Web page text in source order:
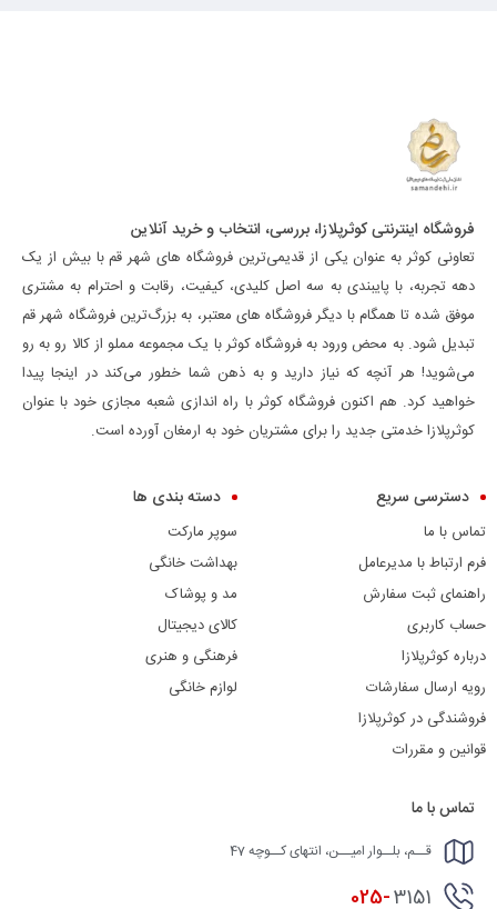
فروشگاه اینترنتی کوثرپلازا، بررسی، انتخاب و خرید آنلاین
تعاونی کوثر به عنوان یکی از قدیمی‌ترین فروشگاه های شهر قم با بیش از یک
دهه تجربه، با پایبندی به سه اصل کلیدی، کیفیت، رقابت و احترام به مشتری
موفق شده تا همگام با دیگر فروشگاه های معتبر، به بزرگ‌ترین فروشگاه شهر قم
تبدیل شود. به محض ورود به فروشگاه کوثر با یک مجموعه مملو از کالا رو به رو
می‌شوید! هر آنچه که نیاز دارید و به ذهن شما خطور می‌کند در اینجا پیدا
خواهید کرد. هم اکنون فروشگاه کوثر با راه اندازی شعبه مجازی خود با عنوان
کوثرپلازا خدمتی جدید را برای مشتریان خود به ارمغان آورده است.
دسترسی سریع
تماس با ما
فرم ارتباط با مدیرعامل
راهنمای ثبت سفارش
حساب کاربری
درباره کوثرپلازا
رویه ارسال سفارشات
فروشندگی در کوثرپلازا
قوانین و مقررات
دسته بندی ها
سوپر مارکت
بهداشت خانگی
مد و پوشاک
کالای دیجیتال
فرهنگی و هنری
لوازم خانگی
تماس با ما
قــم، بلــوار امیــن، انتهای کــوچه 47
025-3151